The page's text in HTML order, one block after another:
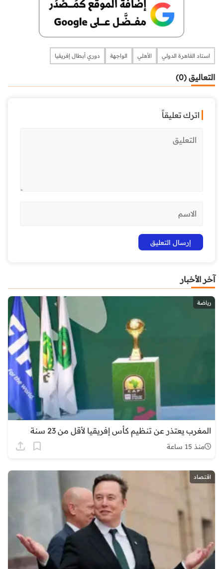
استاد القاهرة الدولي الأهلي الواجهة دوري أبطال إفريقيا
التعاليق (0)
اترك تعليقاً
آخر الأخبار
رياضة
المغرب يعتذر عن تنظيم كأس إفريقيا لأقل من 23 سنة
منذ 15 ساعة
اقتصاد